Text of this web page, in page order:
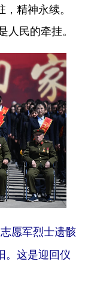
精神永续。
民的牵挂。
愿军烈士遗骸
。这是迎回仪